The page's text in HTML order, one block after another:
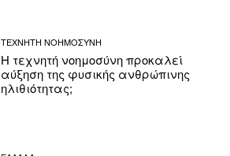
ΤΕΧΝΗΤΗ ΝΟΗΜΟΣΥΝΗ
Η τεχνητή νοημοσύνη προκαλεί
αύξηση της φυσικής ανθρώπινης
ηλιθιότητας;